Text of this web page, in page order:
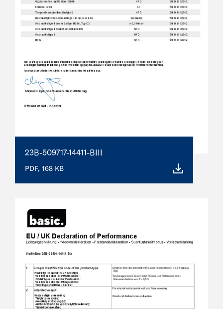
23B-509717-14411-BIII
PDF, 168 KB